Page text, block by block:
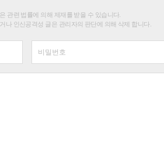
관련 법률에 의해 제재를 받을 수 있습니다.
나 인신공격성 글은 관리자의 판단에 의해 삭제 합니다.